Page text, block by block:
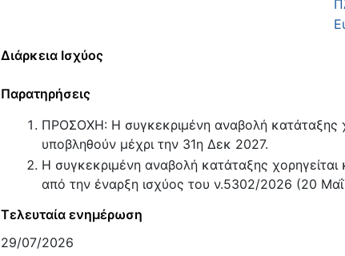
Διάρκεια Ισχύος
Παρατηρήσεις
ΠΡΟΣΟΧΗ: Η συγκεκριμένη αναβολή κατάταξης
υποβληθούν μέχρι την 31η Δεκ 2027.
Η συγκεκριμένη αναβολή κατάταξης
από την έναρξη ισχύος του ν.5302/2026 (20
Τελευταία ενημέρωση
29/07/2026